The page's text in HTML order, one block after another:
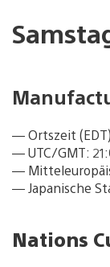
— Ortszeit
— UTC/GMT:
—
— Japanische
Nations